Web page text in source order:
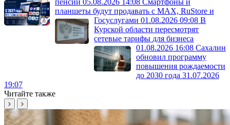
планшеты будут продавать с MAX, RuStore и
Госуслугами 01.08.2026 09:08 В
Курской области пересмотрят
сетевые тарифы для бизнеса
01.08.2026 16:08 Сахалин
обновил программу
повышения рождаемости
до 2030 года 31.07.2026
19:07
Читайте также